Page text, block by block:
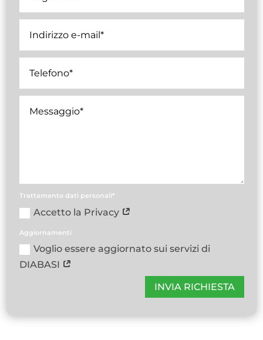
Trattamento dati personali*
Accetto la Privacy
Aggiornamenti
Voglio essere aggiornato sui servizi di
DIABASI
INVIA RICHIESTA